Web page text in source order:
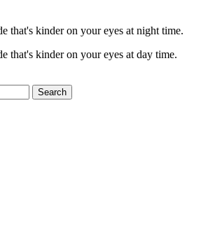
that's kinder on your eyes at night time.
that's kinder on your eyes at day time.
Search